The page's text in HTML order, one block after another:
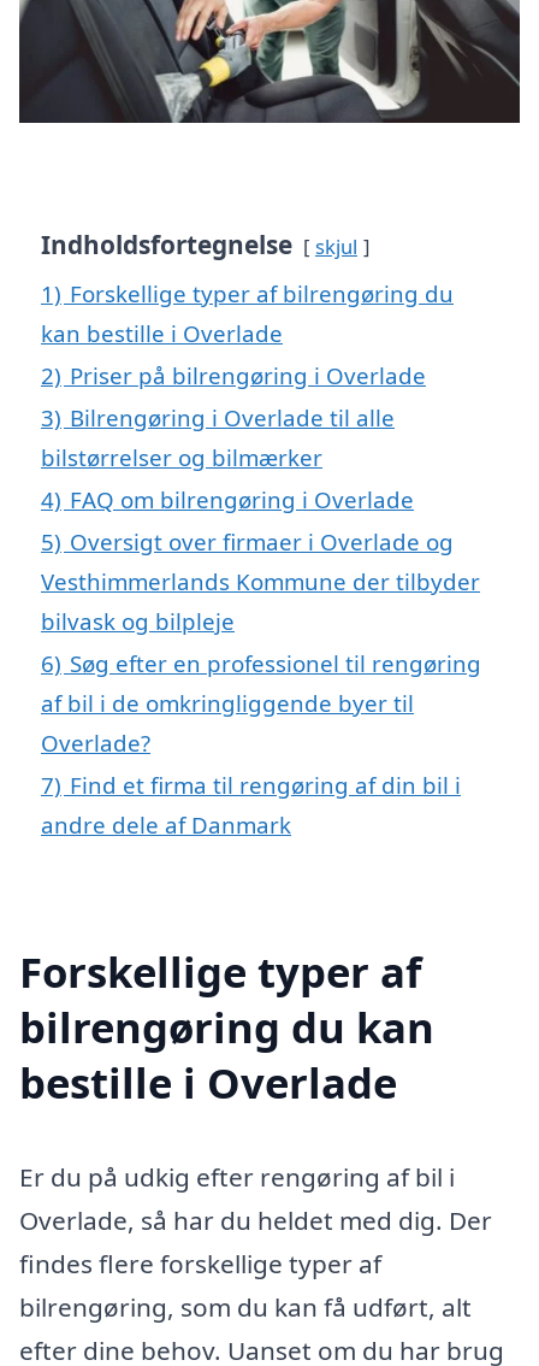
Indholdsfortegnelse skjul
1) Forskellige typer af bilrengøring du
kan bestille i Overlade
2) Priser på bilrengøring i Overlade
3) Bilrengøring i Overlade til alle
bilstørrelser og bilmærker
4) FAQ om bilrengøring i Overlade
5) Oversigt over firmaer i Overlade og
Vesthimmerlands Kommune der tilbyder
bilvask og bilpleje
6) Søg efter en professionel til rengøring
af bil i de omkringliggende byer til
Overlade?
7) Find et firma til rengøring af din bil i
andre dele af Danmark
Forskellige typer af
bilrengøring du kan
bestille i Overlade
Er du på udkig efter rengøring af bil i
Overlade, så har du heldet med dig. Der
findes flere forskellige typer af
bilrengøring, som du kan få udført, alt
efter dine behov. Uanset om du har brug